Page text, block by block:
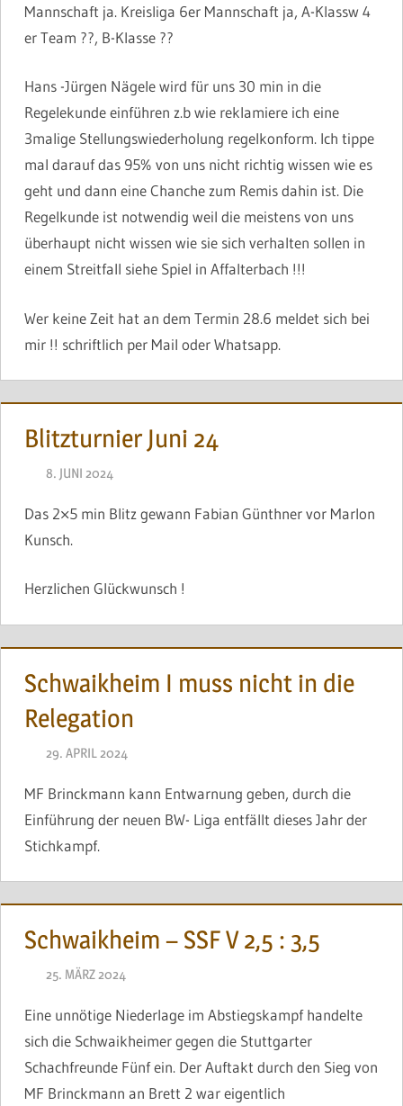
Mannschaft ja. Kreisliga 6er Mannschaft ja, A-Klassw 4
er Team ??, B-Klasse ??
Hans -Jürgen Nägele wird für uns 30 min in die
Regelekunde einführen z.b wie reklamiere ich eine
3malige Stellungswiederholung regelkonform. Ich tippe
mal darauf das 95% von uns nicht richtig wissen wie es
geht und dann eine Chanche zum Remis dahin ist. Die
Regelkunde ist notwendig weil die meistens von uns
überhaupt nicht wissen wie sie sich verhalten sollen in
einem Streitfall siehe Spiel in Affalterbach !!!
Wer keine Zeit hat an dem Termin 28.6 meldet sich bei
mir !! schriftlich per Mail oder Whatsapp.
Blitzturnier Juni 24
8. JUNI 2024
Das 2×5 min Blitz gewann Fabian Günthner vor Marlon
Kunsch.
Herzlichen Glückwunsch !
Schwaikheim I muss nicht in die
Relegation
29. APRIL 2024
MF Brinckmann kann Entwarnung geben, durch die
Einführung der neuen BW- Liga entfällt dieses Jahr der
Stichkampf.
Schwaikheim – SSF V 2,5 : 3,5
25. MÄRZ 2024
Eine unnötige Niederlage im Abstiegskampf handelte
sich die Schwaikheimer gegen die Stuttgarter
Schachfreunde Fünf ein. Der Auftakt durch den Sieg von
MF Brinckmann an Brett 2 war eigentlich